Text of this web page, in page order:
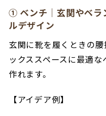
① ベンチ｜玄関やベラ
ルデザイン
玄関に靴を履くときの
ックススペースに最適
作れます。
【アイデア例】